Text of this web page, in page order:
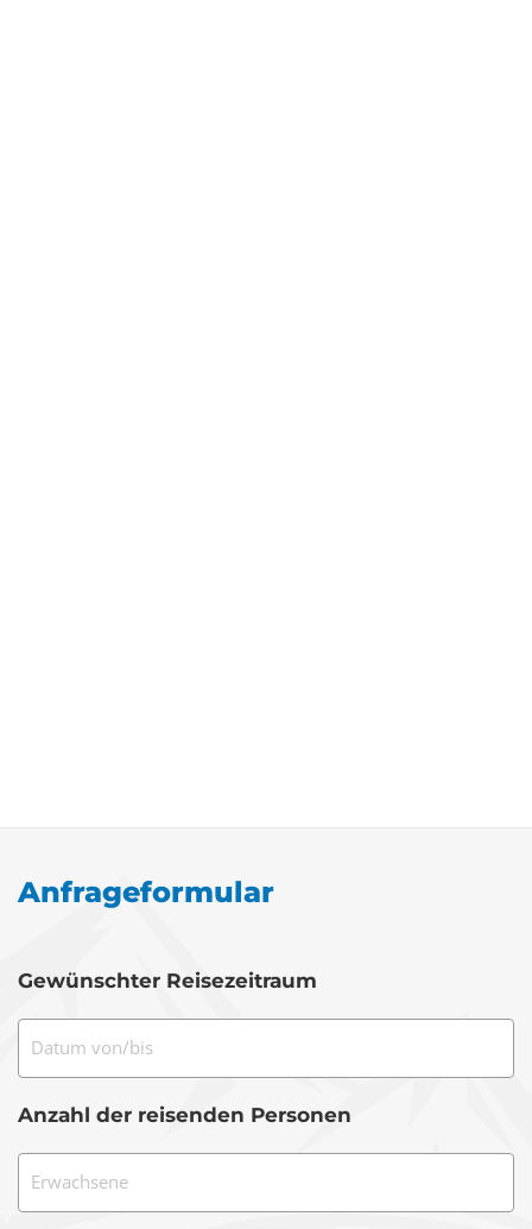
Anfrageformular
Gewünschter Reisezeitraum
Datum von/bis
Anzahl der reisenden Personen
Erwachsene